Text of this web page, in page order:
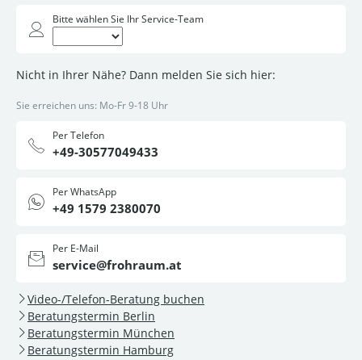
Bitte wählen Sie Ihr Service-Team
Nicht in Ihrer Nähe? Dann melden Sie sich hier:
Sie erreichen uns: Mo-Fr 9-18 Uhr
Per Telefon
+49-30577049433
Per WhatsApp
+49 1579 2380070
Per E-Mail
service@frohraum.at
Video-/Telefon-Beratung buchen
Beratungstermin Berlin
Beratungstermin München
Beratungstermin Hamburg